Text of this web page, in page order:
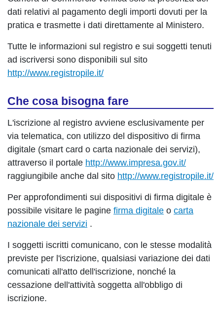
dati relativi al pagamento degli importi dovuti per la
pratica e trasmette i dati direttamente al Ministero.
Tutte le informazioni sul registro e sui soggetti tenuti
ad iscriversi sono disponibili sul sito
http://www.registropile.it/
Che cosa bisogna fare
L'iscrizione al registro avviene esclusivamente per
via telematica, con utilizzo del dispositivo di firma
digitale (smart card o carta nazionale dei servizi),
attraverso il portale http://www.impresa.gov.it/
raggiungibile anche dal sito http://www.registropile.it/
Per approfondimenti sui dispositivi di firma digitale è
possibile visitare le pagine firma digitale o carta
nazionale dei servizi .
I soggetti iscritti comunicano, con le stesse modalità
previste per l'iscrizione, qualsiasi variazione dei dati
comunicati all'atto dell'iscrizione, nonché la
cessazione dell'attività soggetta all'obbligo di
iscrizione.